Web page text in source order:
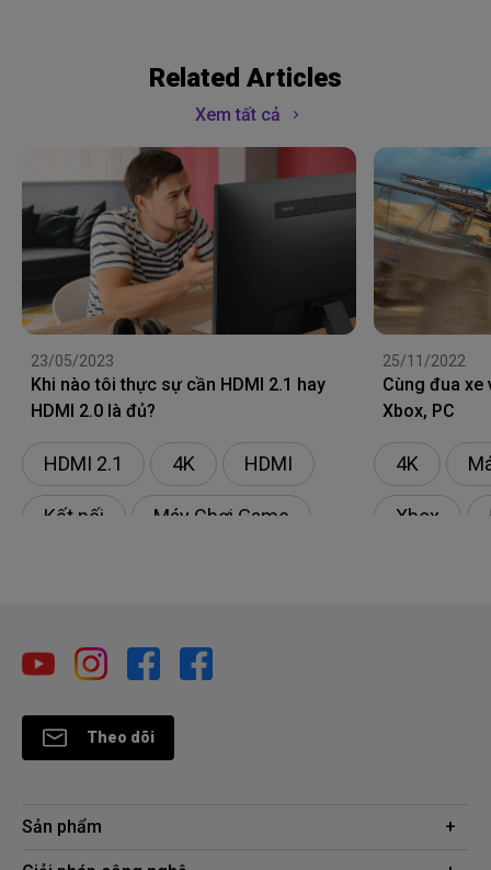
Related Articles
Xem tất cả
23/05/2023
Khi nào tôi thực sự cần HDMI 2.1 hay
HDMI 2.0 là đủ?
HDMI 2.1 4K HDMI
Kết nối Máy Chơi Game
25/11/2022
Cùng đua xe
Xbox, PC
4K
Xbox
Theo dõi
Sản phẩm
Máy chiếu